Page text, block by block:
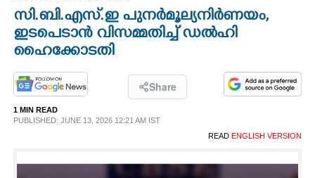
OPINION
PHOTOS
LIFESTYLE
SPIRITUAL
സി.ബി.എസ്.ഇ പുനർമൂല്യനിർണയം,
ഇടപെടാൻ വിസമ്മതിച്ച് ഡൽഹി
ഹൈക്കോടതി
Share
1 MIN READ
PUBLISHED: JUNE 13, 2026 12:21 AM IST
READ ENGLISH VERSION